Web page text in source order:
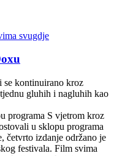
svugdje
se kontinuirano kroz
gluhih i nagluhih kao
programa S vjetrom kroz
u sklopu programa
četvrto izdanje održano je
festivala. Film svima